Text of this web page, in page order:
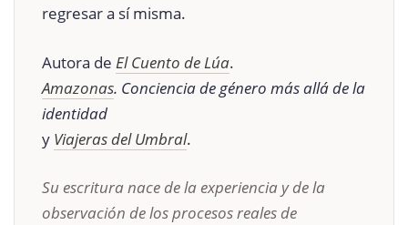
regresar a sí misma.
Autora de El Cuento de Lúa.
Amazonas. Conciencia de género más allá de la
identidad
y Viajeras del Umbral.
Su escritura nace de la experiencia y de la
observación de los procesos reales de